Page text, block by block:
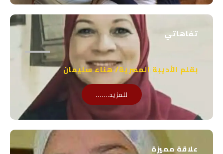
تفاهاتي
بقلم الأديبة المصرية/ هناء سليمان
للمزيد.......
علاقة مميزة